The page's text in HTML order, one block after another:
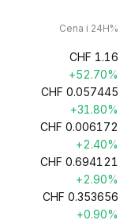
Cena i 24H%
CHF 1.16
+52.70%
CHF 0.057445
+31.80%
CHF 0.006172
+2.40%
CHF 0.694121
+2.90%
CHF 0.353656
+0.90%